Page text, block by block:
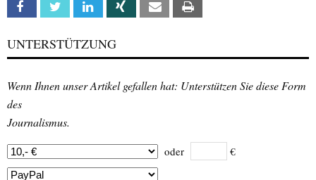
Facebook Twitter Linkedin Xing Email
UNTERSTÜTZUNG
Wenn Ihnen unser Artikel gefallen hat: Unterstützen Sie diese Form
des
Journalismus.
oder €